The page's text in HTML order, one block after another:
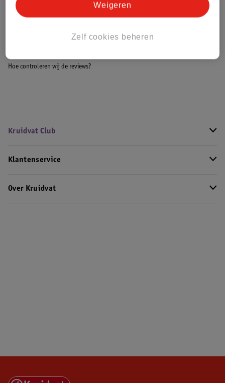
Bekijk ook
Alle Nepnagels
Hoe controleren wij de reviews?
Kruidvat Club
Klantenservice
Over Kruidvat
Zelf cookies beheren
Weigeren